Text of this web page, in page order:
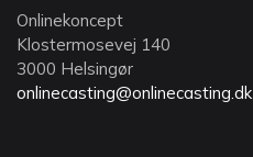
Onlinekoncept
Klostermosevej 140
3000 Helsingør
onlinecasting@onlinecasting.dk